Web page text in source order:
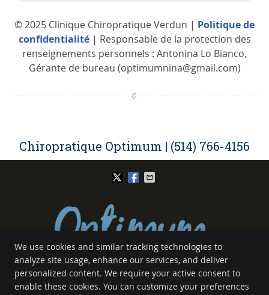
© 2025 Clinique Chiropratique Verdun | Politique de
confidentialité| Responsable de la protection des
renseignements personnels : Antonina Lo Bianco,
Gérante de bureau (optimumnina@gmail.com)
Chiropratique Optimum | (514) 766-4156
Chiropratique Optimum
5139 Rue Bannantyne
Verdun,QC H4G 1G4
We use cookies and similar tracking technologies to
analyze site usage, enhance our services, and deliver
personalized content. We require your active consent to
enable these cookies. You can customize your preferences